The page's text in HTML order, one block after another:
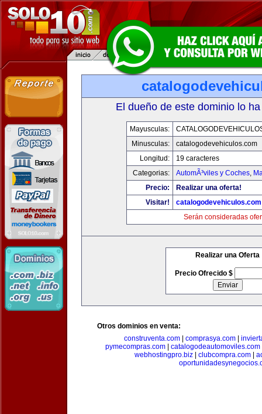
El dueño de este dominio lo
Mayusculas:
Minusculas:
catalogodevehiculos.com
Longitud:
19 caracteres
Categorias:
AutomÃ³viles y Coches,
Precio:
Realizar una oferta!
Visitar!
catalogodevehiculos.com
Serán consideradas
Realizar una Oferta
Precio Ofrecido $
Otros dominios en venta:
construventa.com| comprasya.com|
pymecompras.com| catalogodeautomoviles.com
webhostingpro.biz| clubcompra.com|